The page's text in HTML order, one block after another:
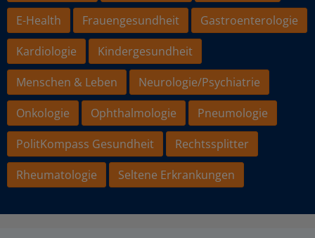
E-Health
Frauengesundheit
Gastroenterologie
Kardiologie
Kindergesundheit
Menschen & Leben
Neurologie/Psychiatrie
Onkologie
Ophthalmologie
Pneumologie
PolitKompass Gesundheit
Rechtssplitter
Rheumatologie
Seltene Erkrankungen